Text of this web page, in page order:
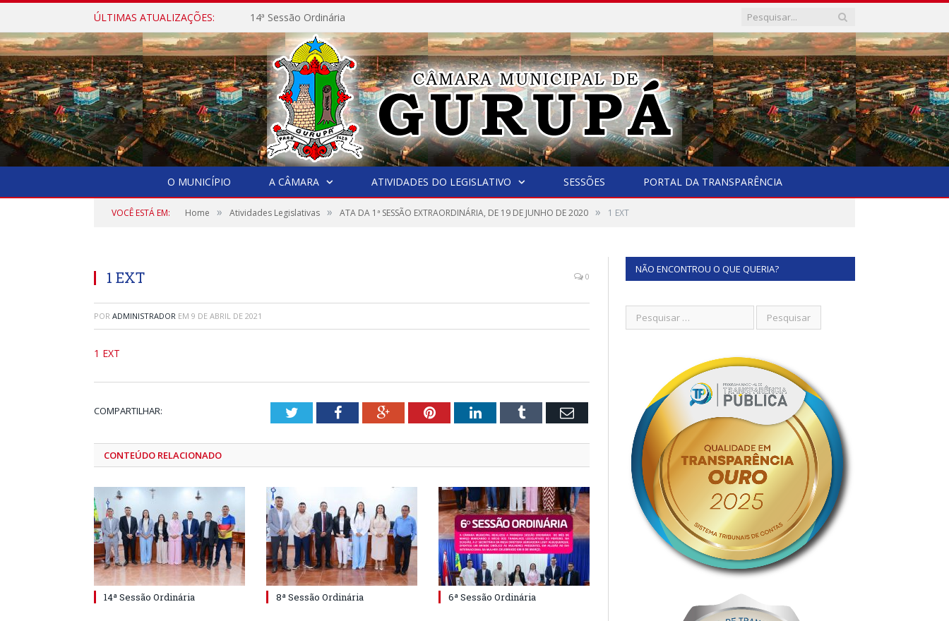
ÚLTIMAS ATUALIZAÇÕES: 14ª Sessão Ordinária
O MUNICÍPIO A CÂMARA ATIVIDADES DO LEGISLATIVO SESSÕES PORTAL DA TRANSPARÊNCIA
VOCÊ ESTÁ EM: Home » Atividades Legislativas » ATA DA 1ª SESSÃO EXTRAORDINÁRIA, DE 19 DE JUNHO DE 2020 » 1 EXT
1 EXT 0
POR ADMINISTRADOR EM 9 DE ABRIL DE 2021
1 EXT
COMPARTILHAR: TwitterFacebookGoogle+PinterestLinkedInTumblr Email
CONTEÚDO RELACIONADO
14ª Sessão Ordinária 8ª Sessão Ordinária 6ª Sessão Ordinária
NÃO ENCONTROU O QUE QUERIA?